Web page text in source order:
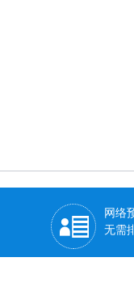
网络
无需